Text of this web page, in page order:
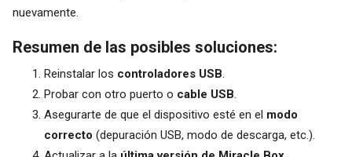
nuevamente.
Resumen de las posibles soluciones:
Reinstalar los controladores USB.
Probar con otro puerto o cable USB.
Asegurarte de que el dispositivo esté en el modo
correcto (depuración USB, modo de descarga, etc.).